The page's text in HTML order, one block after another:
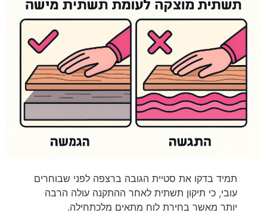
תמיד בדקו את סטיית הגובה ברצפה לפני שבוחרים
עובי, כי תיקון תשתית לאחר ההתקנה עולה הרבה
יותר מאשר בחירת לוח מתאים מלכתחילה.